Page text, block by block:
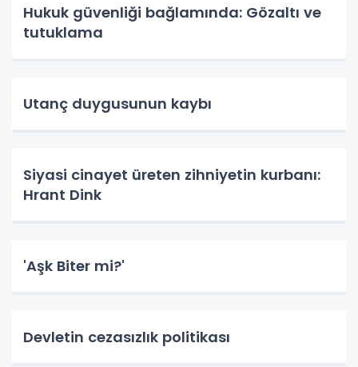
Hukuk güvenliği bağlamında: Gözaltı ve
tutuklama
Utanç duygusunun kaybı
Siyasi cinayet üreten zihniyetin kurbanı:
Hrant Dink
'Aşk Biter mi?'
Devletin cezasızlık politikası